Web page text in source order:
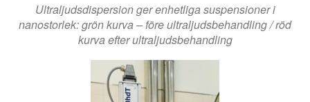
Ultraljudsdispersion ger enhetliga suspensioner i
nanostorlek: grön kurva – före ultraljudsbehandling / röd
kurva efter ultraljudsbehandling